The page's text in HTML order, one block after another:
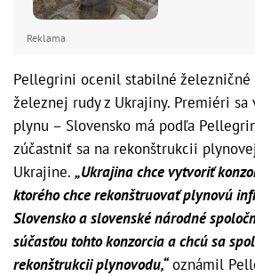
Reklama
Pellegrini ocenil stabilné železničné
železnej rudy z Ukrajiny. Premiéri
plynu – Slovensko má podľa
zúčastniť sa na rekonštrukcii
Ukrajine. „Ukrajina chce vytvoriť
ktorého chce rekonštruovať plynovú
Slovensko a slovenské národné
súčasťou tohto konzorcia a chcú sa
rekonštrukcii plynovodu,“oznámil